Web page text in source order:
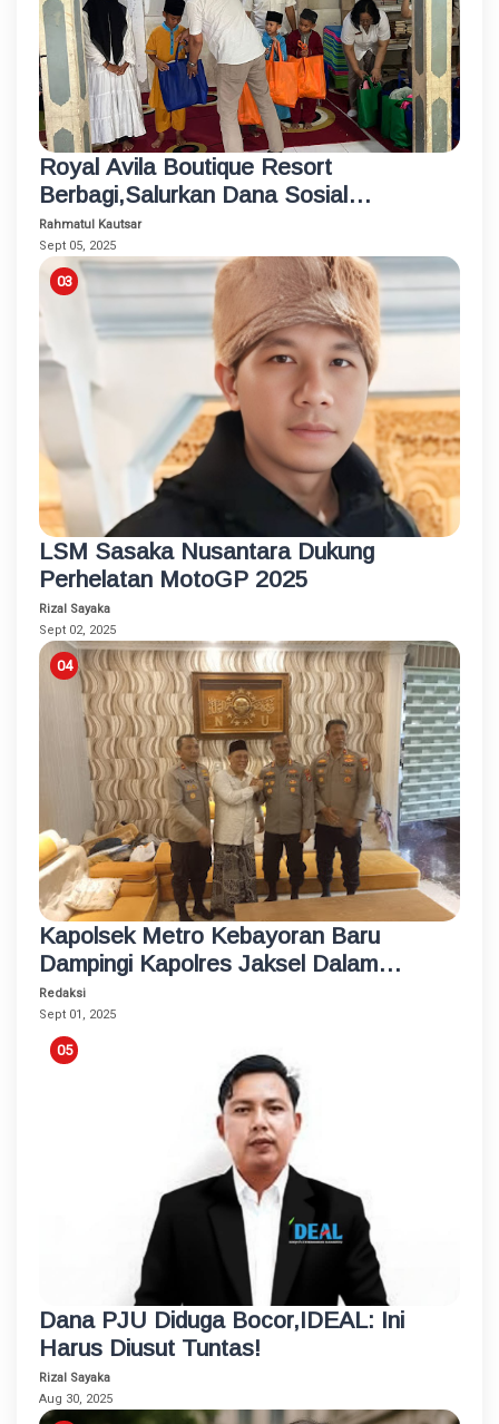
Royal Avila Boutique Resort
Berbagi,Salurkan Dana Sosial
Pendidikan Pada Anak-Anak Malimbu
Rahmatul Kautsar
Sept 05, 2025
LSM Sasaka Nusantara Dukung
Perhelatan MotoGP 2025
Rizal Sayaka
Sept 02, 2025
Kapolsek Metro Kebayoran Baru
Dampingi Kapolres Jaksel Dalam
Kunjungan Ke Tokoh Agama
Redaksi
Sept 01, 2025
Dana PJU Diduga Bocor,IDEAL: Ini
Harus Diusut Tuntas!
Rizal Sayaka
Aug 30, 2025